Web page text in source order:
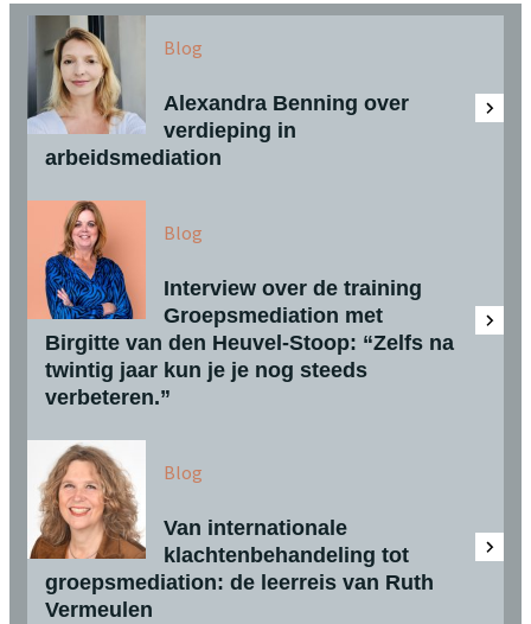
Blog
Alexandra Benning over
verdieping in
arbeidsmediation
Blog
Interview over de training
Groepsmediation met
Birgitte van den Heuvel-Stoop: “Zelfs na
twintig jaar kun je je nog steeds
verbeteren.”
Blog
Van internationale
klachtenbehandeling tot
groepsmediation: de leerreis van Ruth
Vermeulen